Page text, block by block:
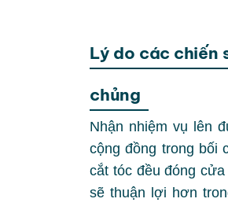
Lý do các chiến
chủng
Nhận nhiệm vụ lên
cộng đồng trong bối
cắt tóc đều đóng
sẽ thuận lợi hơn